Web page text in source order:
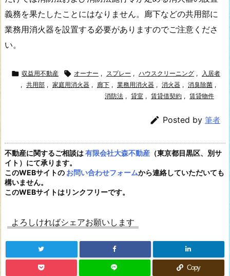
義務を果たしたことにはなりません。廊下などの共用部に
業務用消火器を設置する必要がありますのでご注意くださ
い。
 収益用不動産  オーナー , スプレー , ハウスクリーニング ,
入居者
, 共用部 , 家庭用消火器 , 廊下 , 業務用消火器 , 消火器 , 消臭除菌 ,
消防法 , 貸室 , 賃貸借契約 , 賃貸物件
 Posted by 筆者
不動産に関するご相談は有限会社大森不動産 （東京都目黒区、別サ
イト）にて承ります。
このWEBサイトの お問い合わせフォームから連絡していただいても
構いません。
このWEBサイトはリンクフリーです。
よろしければシェアお願いします
Copy